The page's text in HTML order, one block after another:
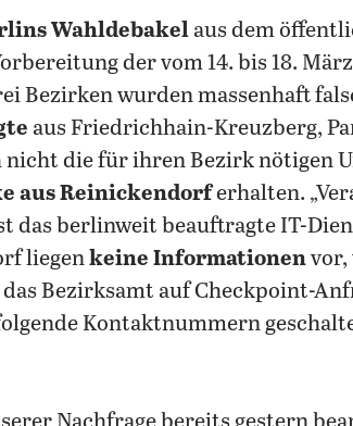
Wahldebakel aus dem
der vom 14. bis 18.
Bezirken wurden massenhaft
aus Friedrichhain-Kreuzberg,
die für ihren Bezirk nötigen
aus Reinickendorferhalten.
das berlinweit beauftragte IT-
liegenkeine Informationenvor,
Bezirksamt auf Checkpoint-
folgende Kontaktnummern